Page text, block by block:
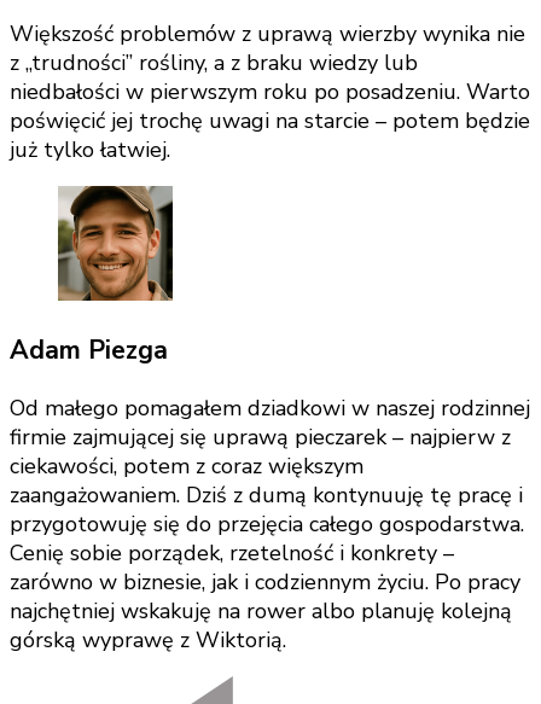
Większość problemów z uprawą wierzby wynika nie
z „trudności” rośliny, a z braku wiedzy lub
niedbałości w pierwszym roku po posadzeniu. Warto
poświęcić jej trochę uwagi na starcie – potem będzie
już tylko łatwiej.
Adam Piezga
Od małego pomagałem dziadkowi w naszej rodzinnej
firmie zajmującej się uprawą pieczarek – najpierw z
ciekawości, potem z coraz większym
zaangażowaniem. Dziś z dumą kontynuuję tę pracę i
przygotowuję się do przejęcia całego gospodarstwa.
Cenię sobie porządek, rzetelność i konkrety –
zarówno w biznesie, jak i codziennym życiu. Po pracy
najchętniej wskakuję na rower albo planuję kolejną
górską wyprawę z Wiktorią.